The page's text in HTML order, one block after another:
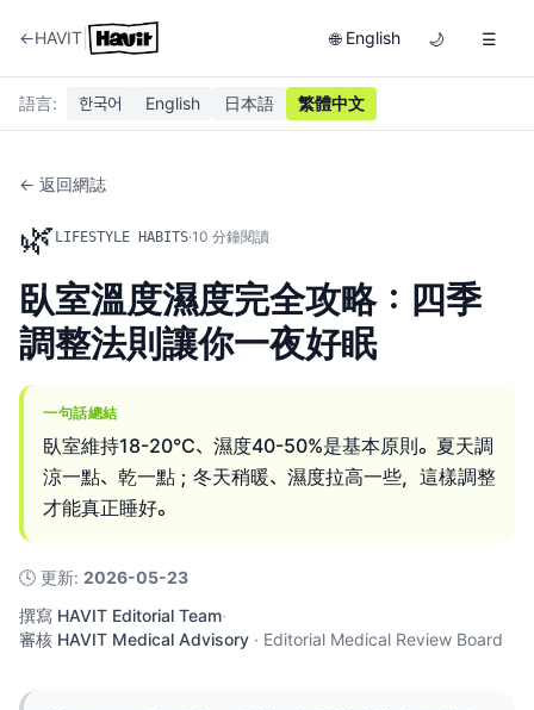
←HAVIT 🌐 English 🌙 ☰
語言: 한국어 English 日本語 繁體中文
← 返回網誌
🌿 LIFESTYLE HABITS·10 分鐘閱讀
臥室溫度濕度完全攻略：四季
調整法則讓你一夜好眠
一句話總結
臥室維持18-20°C、濕度40-50%是基本原則。夏天調
涼一點、乾一點；冬天稍暖、濕度拉高一些，這樣調整
才能真正睡好。
🕓 更新: 2026-05-23
撰寫 HAVIT Editorial Team·
審核 HAVIT Medical Advisory · Editorial Medical Review Board